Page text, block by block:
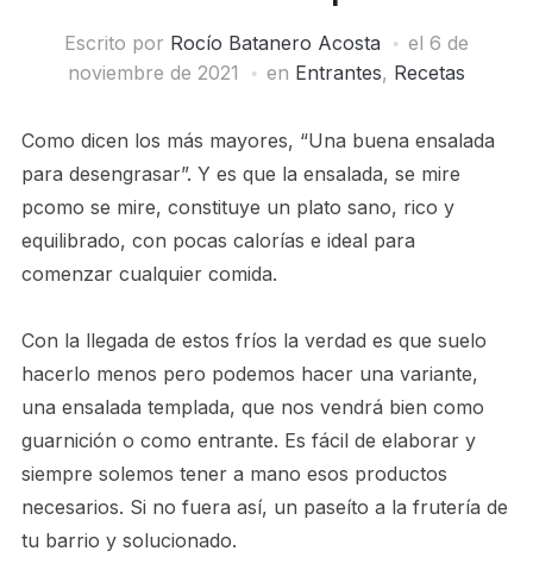
Escrito por Rocío Batanero Acosta el 6 de
noviembre de 2021
en Entrantes, Recetas
Como dicen los más mayores, “Una buena ensalada
para desengrasar”. Y es que la ensalada, se mire
pcomo se mire, constituye un plato sano, rico y
equilibrado, con pocas calorías e ideal para
comenzar cualquier comida.
Con la llegada de estos fríos la verdad es que suelo
hacerlo menos pero podemos hacer una variante,
una ensalada templada, que nos vendrá bien como
guarnición o como entrante. Es fácil de elaborar y
siempre solemos tener a mano esos productos
necesarios. Si no fuera así, un paseíto a la frutería de
tu barrio y solucionado.